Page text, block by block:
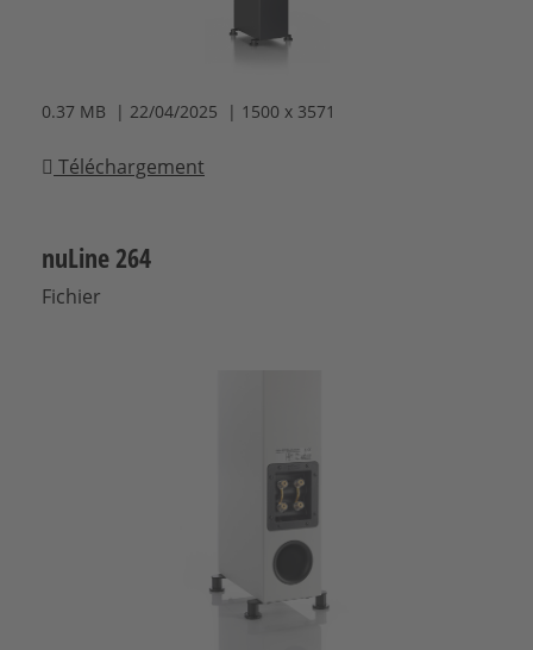
0.37 MB | 22/04/2025 | 1500 x 3571
Téléchargement
nuLine 264
Fichier